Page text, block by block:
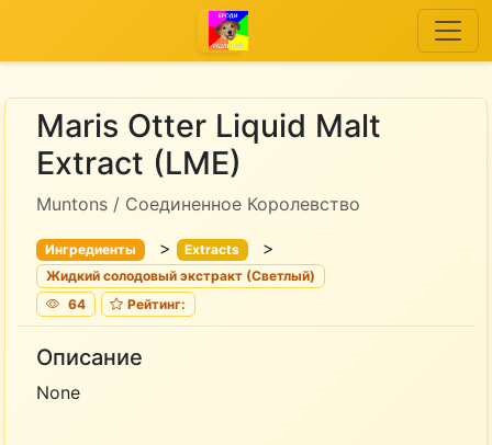
Maris Otter Liquid Malt
Extract (LME)
Muntons / Соединенное Королевство
Ингредиенты > Extracts >
Жидкий солодовый экстракт (Светлый)
64
Рейтинг:
Описание
None